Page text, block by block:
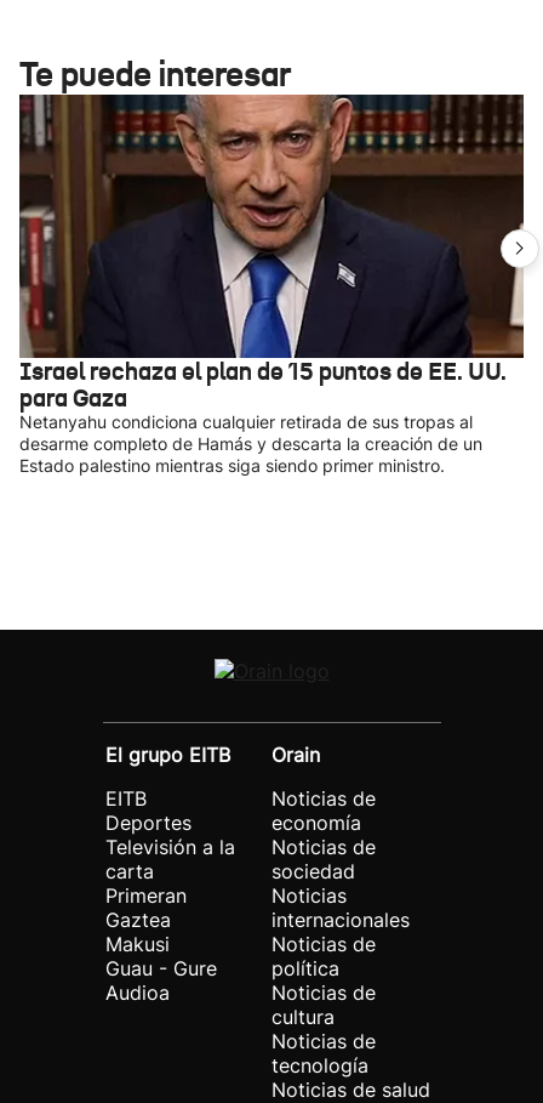
Te puede interesar
Israel rechaza el plan de 15 puntos de EE. UU.
para Gaza
Netanyahu condiciona cualquier retirada de sus tropas al
desarme completo de Hamás y descarta la creación de un
Estado palestino mientras siga siendo primer ministro.
El grupo EITB
EITB
Deportes
Televisión a la
carta
Primeran
Gaztea
Makusi
Guau - Gure
Audioa
Orain
Noticias de
economía
Noticias de
sociedad
Noticias
internacionales
Noticias de
política
Noticias de
cultura
Noticias de
tecnología
Noticias de salud